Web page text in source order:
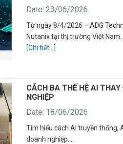
Date: 23/06/2026
Từ ngày 8/4/2026 – ADG
Nutanix tại thị trường Việt Nam….
[Chi tiết...]
CÁCH BA THẾ HỆ AI
NGHIỆP
Date: 18/06/2026
Tìm hiểu cách AI truyền thống,
doanh nghiệp…